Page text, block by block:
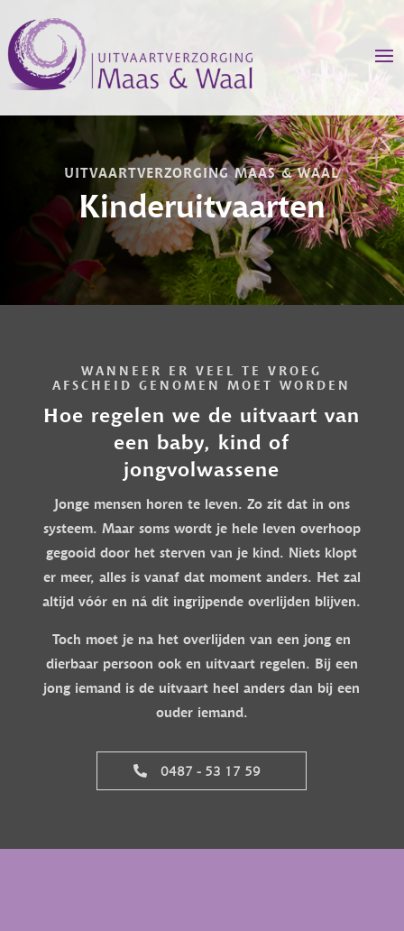
UITVAARTVERZORGING MAAS & WAAL
Kinderuitvaarten
WANNEER ER VEEL TE VROEG
AFSCHEID GENOMEN MOET WORDEN
Hoe regelen we de uitvaart van
een baby, kind of
jongvolwassene
Jonge mensen horen te leven. Zo zit dat in ons
systeem. Maar soms wordt je hele leven overhoop
gegooid door het sterven van je kind. Niets klopt
er meer, alles is vanaf dat moment anders. Het zal
altijd vóór en ná dit ingrijpende overlijden blijven.
Toch moet je na het overlijden van een jong en
dierbaar persoon ook en uitvaart regelen. Bij een
jong iemand is de uitvaart heel anders dan bij een
ouder iemand.
0487 - 53 17 59